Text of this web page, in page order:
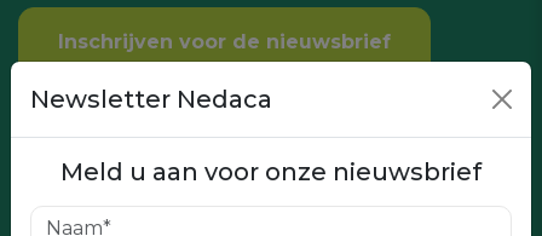
Inschrijven voor de nieuwsbrief
Intensieve
Newsletter Nedaca
Meld u aan voor onze nieuwsbrief